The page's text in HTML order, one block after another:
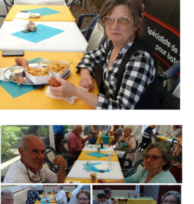
Branding
ARMCHAIR